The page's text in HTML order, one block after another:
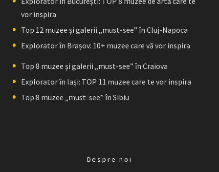
vor inspira
Top 12 muzee și galerii „must-see” în Cluj-Napoca
Explorator în Brașov: 10+ muzee care vă vor inspira
Top 8 muzee și galerii „must-see” în Craiova
Explorator în Iași: TOP 11 muzee care te vor inspira
Top 8 muzee „must-see” în Sibiu
Despre noi